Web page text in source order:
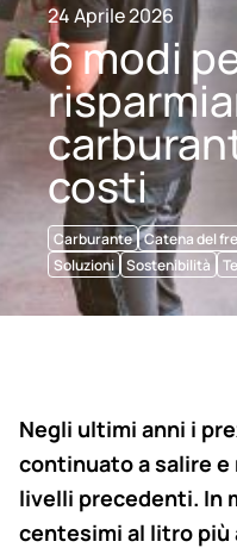
24 Aprile 2026
6 modi
costi
Carburante Catena del
Soluzioni Sostenibilità
Negli ultimi anni i
continuato a salire
livelli precedenti. In
centesimi al litro